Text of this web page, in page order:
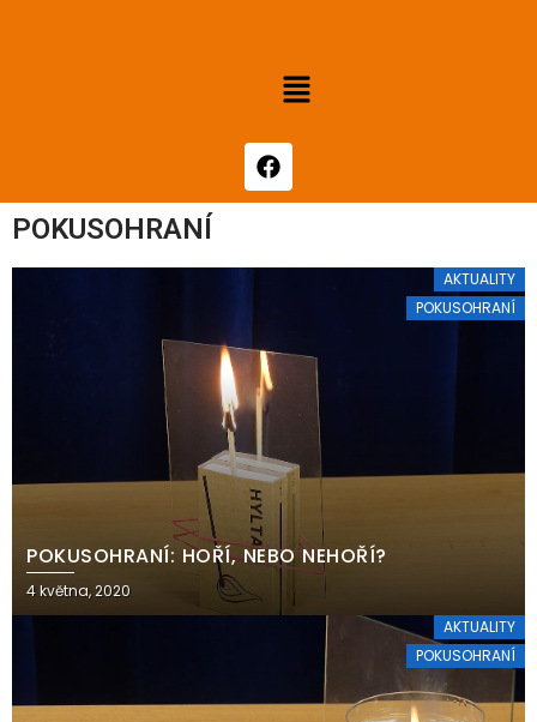
POKUSOHRANÍ
AKTUALITY
POKUSOHRANÍ
POKUSOHRANÍ: HOŘÍ, NEBO NEHOŘÍ?
4 května, 2020
AKTUALITY
POKUSOHRANÍ